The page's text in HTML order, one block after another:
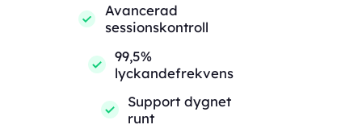
Avancerad
sessionskontroll
99,5%
lyckandefrekvens
Support dygnet
runt